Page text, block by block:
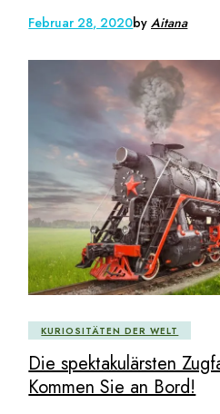
Februar 28, 2020byAitana
KURIOSITÄTEN DER WELT
Die spektakulärsten
Kommen Sie an Bord!